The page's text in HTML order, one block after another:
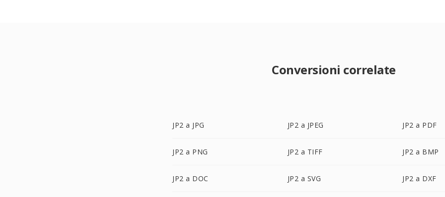
Conversioni correlate
JP2 a JPG JP2 a JPEG JP2 a PDF
JP2 a PNG JP2 a TIFF JP2 a BMP
JP2 a DOC JP2 a SVG JP2 a DXF